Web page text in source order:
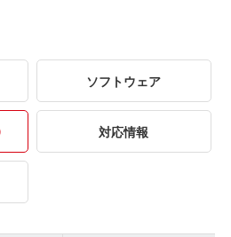
ソフトウェア
対応情報